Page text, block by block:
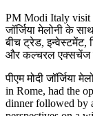
PM Modi Italy visit
जॉर्जिया मेलोनी के
बीच ट्रेड, इन्वेस्टमेंट,
और कल्चरल एक्सचेंज
पीएम मोदी जॉर्जिया
in Rome, had the
dinner followed by